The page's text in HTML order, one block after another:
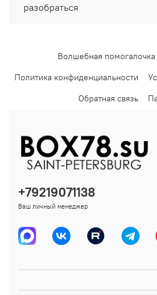
разобраться
Волшебная помогалочка
Политика конфиденциальности
Обратная связь
+79219071138
Ваш личный менеджер